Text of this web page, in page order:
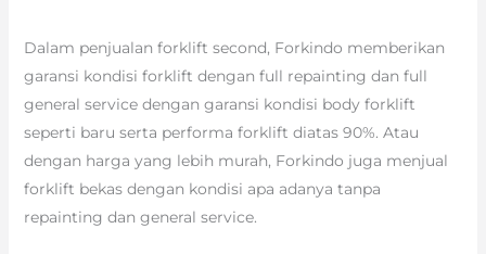
Dalam penjualan forklift second, Forkindo memberikan
garansi kondisi forklift dengan full repainting dan full
general service dengan garansi kondisi body forklift
seperti baru serta performa forklift diatas 90%. Atau
dengan harga yang lebih murah, Forkindo juga menjual
forklift bekas dengan kondisi apa adanya tanpa
repainting dan general service.